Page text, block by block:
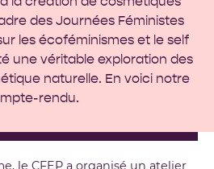
des Journées Féministes
les écoféminismes et le self
une véritable exploration des
naturelle. En voici notre
rendu.
le CFEP a organisé un atelier